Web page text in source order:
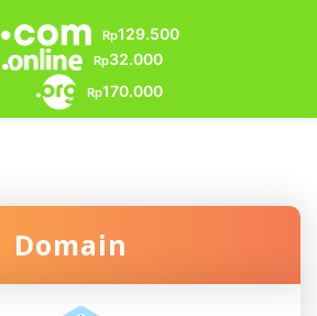
Rp129.500
Rp32.000
Rp170.000
Domain